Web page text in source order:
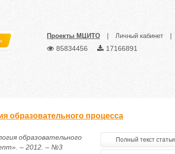
Проекты МЦИТО Личный кабинет
85834456 17166891
образовательного процесса
образовательного
– 2012. – №3
Полный текст статьи